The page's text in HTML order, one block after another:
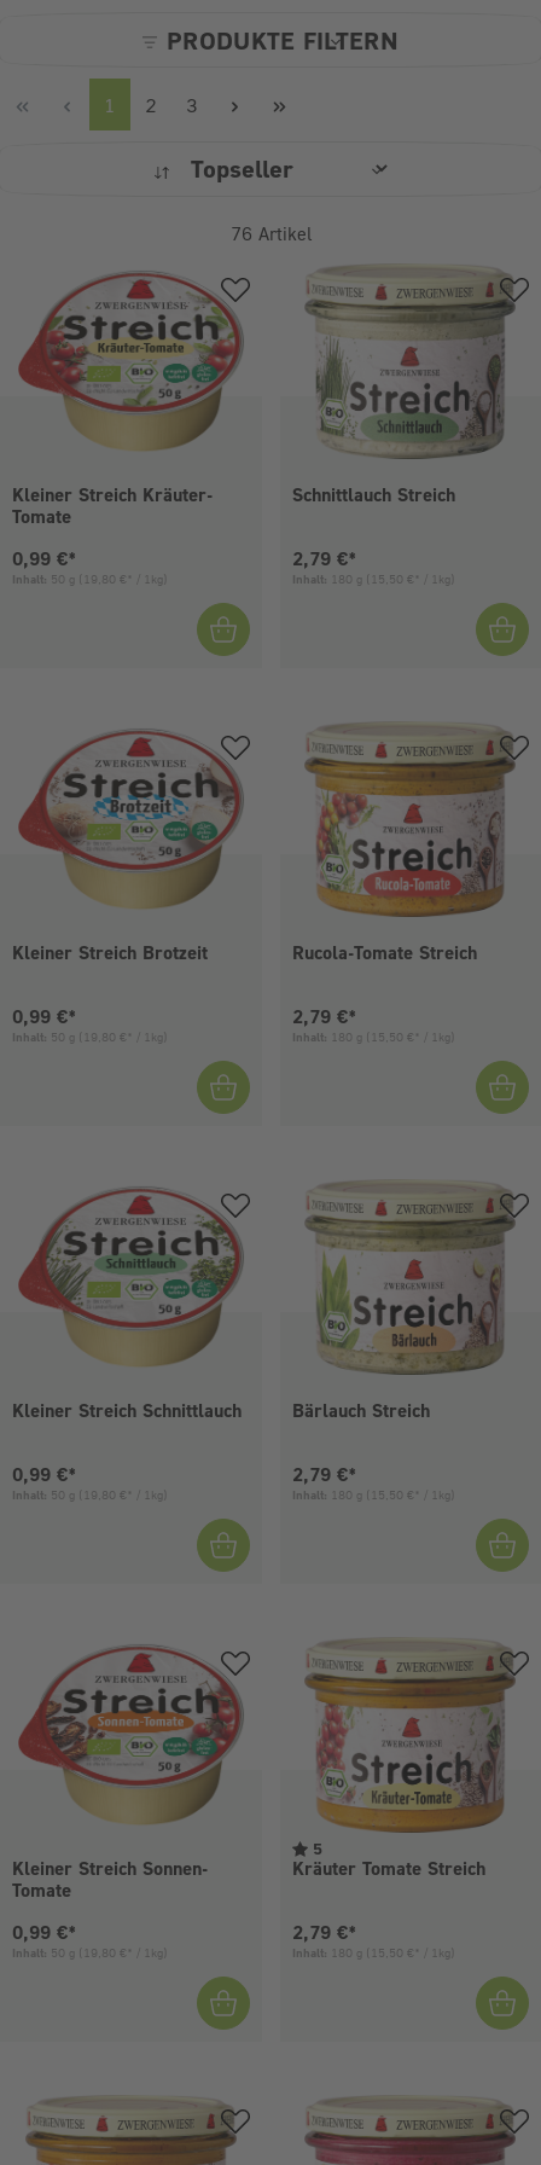
PRODUKTE FILTERN
Seite
1 Seite
2 Seite
3
76 Artikel
Kleiner Streich Kräuter-
Tomate
Aktueller Preis:
0,99 €*
Inhalt: 50 g (19,80 €* / 1kg)
Schnittlauch Streich
Aktueller Preis:
2,79 €*
Inhalt: 180 g (15,50 €* / 1kg)
Kleiner Streich Brotzeit
Aktueller Preis:
0,99 €*
Inhalt: 50 g (19,80 €* / 1kg)
Rucola-Tomate Streich
Aktueller Preis:
2,79 €*
Inhalt: 180 g (15,50 €* / 1kg)
Kleiner Streich Schnittlauch
Aktueller Preis:
0,99 €*
Inhalt: 50 g (19,80 €* / 1kg)
Bärlauch Streich
Aktueller Preis:
2,79 €*
Inhalt: 180 g (15,50 €* / 1kg)
Kleiner Streich Sonnen-
Tomate
Aktueller Preis:
0,99 €*
Inhalt: 50 g (19,80 €* / 1kg)
5
Kräuter Tomate Streich
Aktueller Preis:
2,79 €*
Inhalt: 180 g (15,50 €* / 1kg)